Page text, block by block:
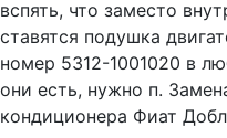
вспять, что заместо
ставятся подушка
номер 5312-1001020 в
они есть, нужно п.
кондиционера Фиат